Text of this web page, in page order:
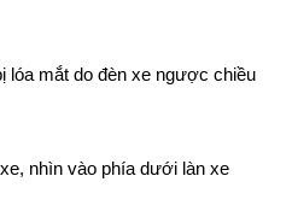
lóa mắt do đèn xe ngược chiều
nhìn vào phía dưới làn xe